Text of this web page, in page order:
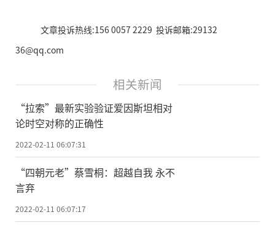
文章投诉热线:156 0057 2229 投诉邮箱:29132
36@qq.com
相关新闻
“拉索”最新实验验证爱因斯坦相对
论时空对称的正确性
2022-02-11 06:07:31
“四朝元老”蔡雪桐：超越自我 永不
言弃
2022-02-11 06:07:17